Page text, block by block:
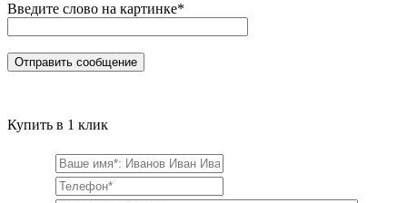
Введите слово на картинке*
Купить в 1 клик